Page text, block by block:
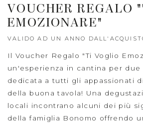
VOUCHER REGALO
EMOZIONARE"
VALIDO AD UN ANNO
Il Voucher Regalo "Ti Voglio
un'esperienza in cantina per due
dedicata a tutti gli appassionati
della buona tavola! Una
locali incontrano alcuni dei più
della famiglia Bonomo offrendo